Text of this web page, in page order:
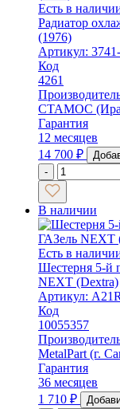
Есть в
Радиатор
(1976)
Артикул:
Код
4261
СТАМОС
Гарантия
12 месяцев
14 700 ₽
-
В наличии
Есть в
Шестерня 5-й
NEXT (Dextra)
Артикул:
Код
10055357
MetalPart (г.
Гарантия
36 месяцев
1 710 ₽